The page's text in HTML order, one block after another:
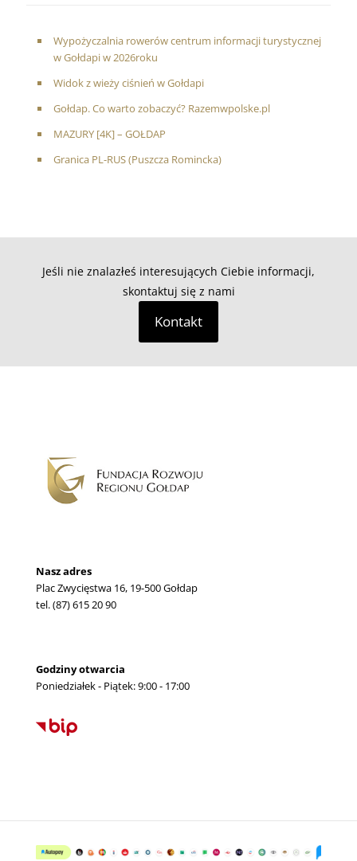
Wypożyczalnia rowerów centrum informacji turystycznej
w Gołdapi w 2026roku
Widok z wieży ciśnień w Gołdapi
Gołdap. Co warto zobaczyć? Razemwpolske.pl
MAZURY [4K] – GOŁDAP
Granica PL-RUS (Puszcza Romincka)
Jeśli nie znalazłeś interesujących Ciebie informacji,
skontaktuj się z nami
Kontakt
Nasz adres
Plac Zwycięstwa 16, 19-500 Gołdap
tel. (87) 615 20 90
Godziny otwarcia
Poniedziałek - Piątek: 9:00 - 17:00